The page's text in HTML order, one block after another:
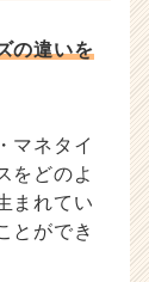
の違いを
マネタイ
をどのよ
まれてい
とができ